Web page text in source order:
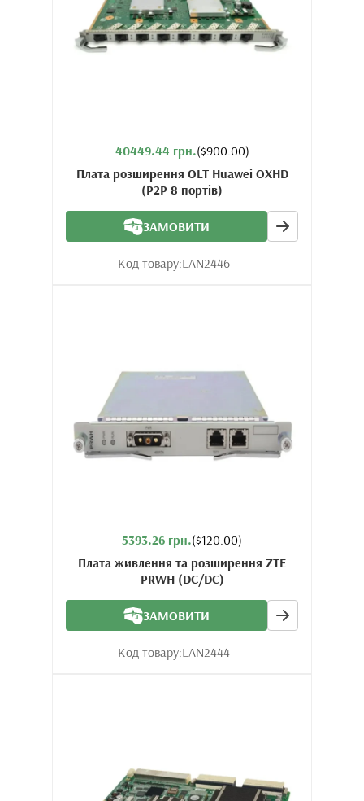
40449.44 грн.($900.00)
Плата розширення OLT Huawei OXHD
(P2P 8 портів)
ЗАМОВИТИ
Код товару:LAN2446
5393.26 грн.($120.00)
Плата живлення та розширення ZTE
PRWH (DC/DC)
ЗАМОВИТИ
Код товару:LAN2444